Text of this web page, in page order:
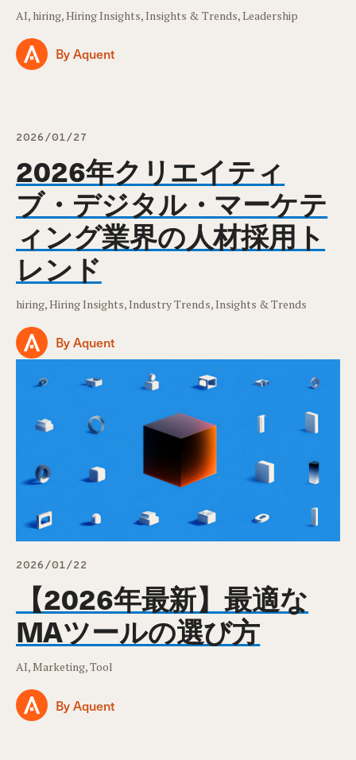
AI, hiring, Hiring Insights, Insights & Trends, Leadership
By Aquent
2026/01/27
2026年クリエイティ
ブ・デジタル・マーケテ
ィング業界の人材採用ト
レンド
hiring, Hiring Insights, Industry Trends, Insights & Trends
By Aquent
2026/01/22
【2026年最新】最適な
MAツールの選び方
AI, Marketing, Tool
By Aquent